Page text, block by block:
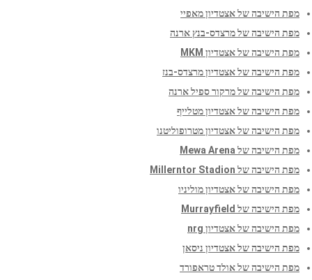
מפת הישיבה של אצטדיון מאפיי
מפת הישיבה של מרצדס-בנץ ארנה
מפת הישיבה של אצטדיון MKM
מפת הישיבה של אצטדיון מרצדס-בנז
מפת הישיבה של מרקור ספיל ארנה
מפת הישיבה של אצטדיון מטלייף
מפת הישיבה של אצטדיון מטרופוליטנו
מפת הישיבה של Mewa Arena
מפת הישיבה של Millerntor Stadion
מפת הישיבה של אצטדיון מוליניו
מפת הישיבה של Murrayfield
מפת הישיבה של אצטדיון nrg
מפת הישיבה של אצטדיון ניסאן
מפת הישיבה של אולד טראפורד